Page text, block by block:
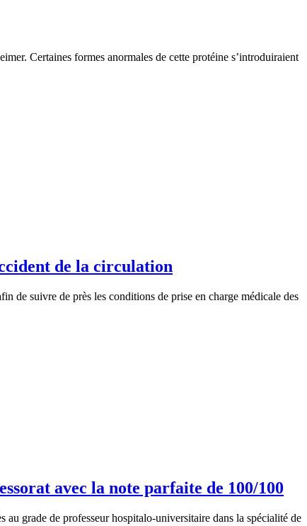
Certaines formes anormales de cette protéine s’introduiraient
de la circulation
de suivre de près les conditions de prise en charge médicale des